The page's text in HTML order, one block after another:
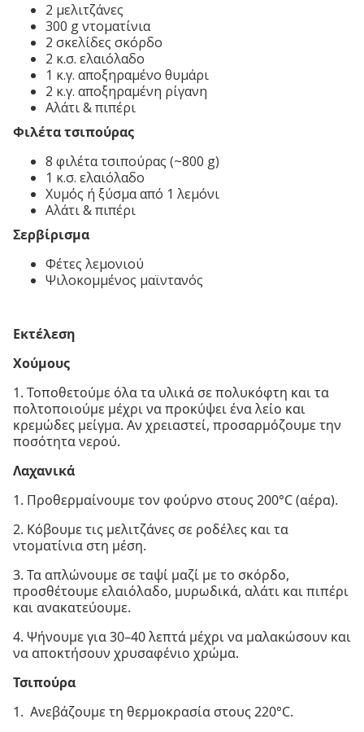
2 μελιτζάνες
300 g ντοματίνια
2 σκελίδες σκόρδο
2 κ.σ. ελαιόλαδο
1 κ.γ. αποξηραμένο θυμάρι
2 κ.γ. αποξηραμένη ρίγανη
Αλάτι & πιπέρι
Φιλέτα τσιπούρας
8 φιλέτα τσιπούρας (~800 g)
1 κ.σ. ελαιόλαδο
Χυμός ή ξύσμα από 1 λεμόνι
Αλάτι & πιπέρι
Σερβίρισμα
Φέτες λεμονιού
Ψιλοκομμένος μαϊντανός
Εκτέλεση
Χούμους
1. Τοποθετούμε όλα τα υλικά σε πολυκόφτη και τα
πολτοποιούμε μέχρι να προκύψει ένα λείο και
κρεμώδες μείγμα. Αν χρειαστεί, προσαρμόζουμε την
ποσότητα νερού.
Λαχανικά
1. Προθερμαίνουμε τον φούρνο στους 200°C (αέρα).
2. Κόβουμε τις μελιτζάνες σε ροδέλες και τα
ντοματίνια στη μέση.
3. Τα απλώνουμε σε ταψί μαζί με το σκόρδο,
προσθέτουμε ελαιόλαδο, μυρωδικά, αλάτι και πιπέρι
και ανακατεύουμε.
4. Ψήνουμε για 30–40 λεπτά μέχρι να μαλακώσουν και
να αποκτήσουν χρυσαφένιο χρώμα.
Τσιπούρα
1. Ανεβάζουμε τη θερμοκρασία στους 220°C.